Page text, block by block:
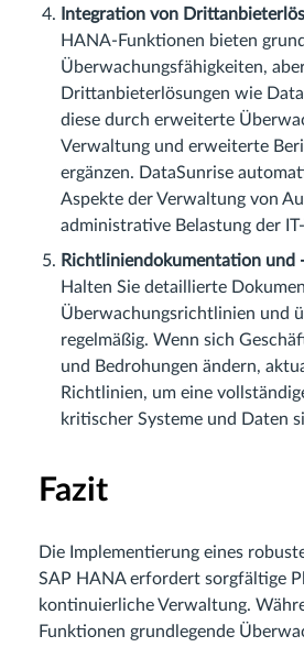
Integration von
HANA-Funktionen bieten
Überwachungsfähigkeiten,
Drittanbieterlösungen wie
diese durch erweiterte
Verwaltung und erweiterte
ergänzen. DataSunrise
Aspekte der Verwaltung von
administrative Belastung der
Richtliniendokumentation und
Halten Sie detaillierte
Überwachungsrichtlinien und
regelmäßig. Wenn sich
und Bedrohungen ändern,
Richtlinien, um eine
kritischer Systeme und Daten
Fazit
Die Implementierung eines
SAP HANA erfordert sorgfältige
kontinuierliche Verwaltung.
Funktionen grundlegende